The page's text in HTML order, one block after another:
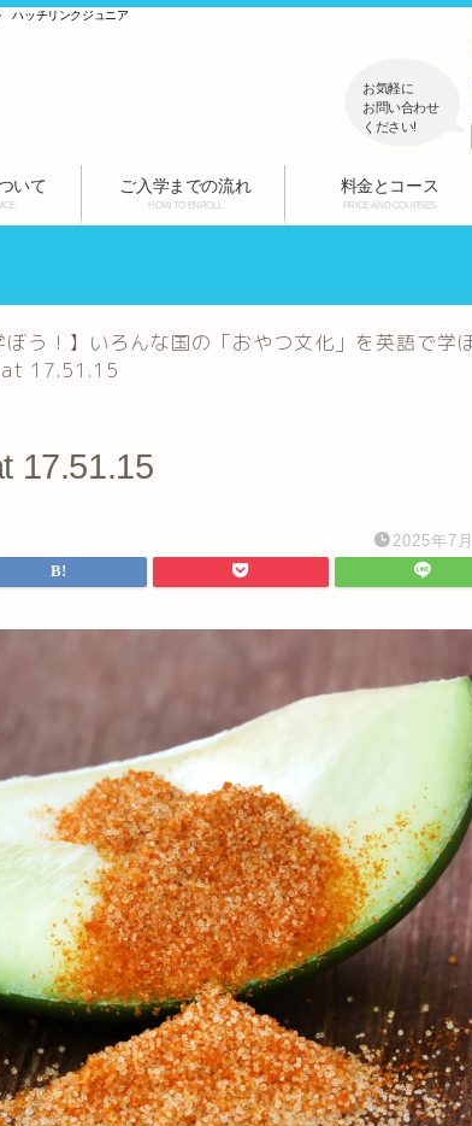
ハッチリンクジュニア
お気軽に
お問い合わせ
ください!
いて ご入学までの流れ
HOW TO ENROLL
料金とコース
PRICE AND COURSES
ぼう！】いろんな国の「おやつ文化」を英語
17.51.15
17.51.15
2025年7